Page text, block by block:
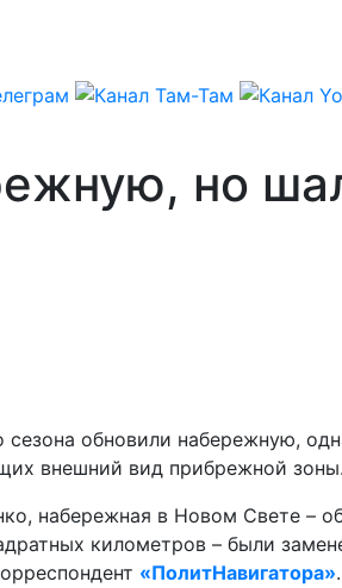
но
обновили набережную,
внешний вид прибрежной зоны.
набережная в Новом Свете –
километров – были
«ПолитНавигатора».